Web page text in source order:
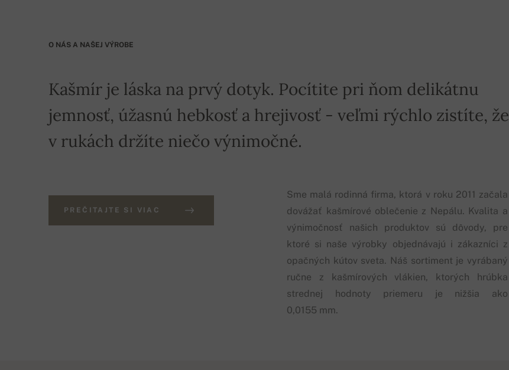
O NÁS A NAŠEJ VÝROBE
Kašmír je láska na prvý dotyk. Pocítite pri ňom delikátnu
jemnosť, úžasnú hebkosť a hrejivosť - veľmi rýchlo zistíte, že
v rukách držíte niečo výnimočné.
Sme malá rodinná firma, ktorá v roku 2011 začala
dovážať kašmírové oblečenie z Nepálu. Kvalita a
výnimočnosť našich produktov sú dôvody, pre
ktoré si naše výrobky objednávajú i zákazníci z
opačných kútov sveta. Náš sortiment je vyrábaný
ručne z kašmírových vlákien, ktorých hrúbka
strednej hodnoty priemeru je nižšia ako
0,0155 mm.
PREČITAJTE SI VIAC